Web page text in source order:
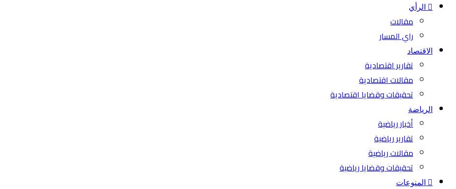
الرأي
مقالات
راي المسار
الاقتصاد
تقارير اقتصادية
مقالات اقتصادية
تحقيقات وقضايا اقتصادية
الرياضة
أخبار رياضية
تقارير رياضية
مقالات رياضية
تحقيقات وقضايا رياضية
المنوعات